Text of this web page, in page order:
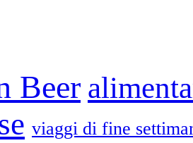
Beer
viaggi di fine